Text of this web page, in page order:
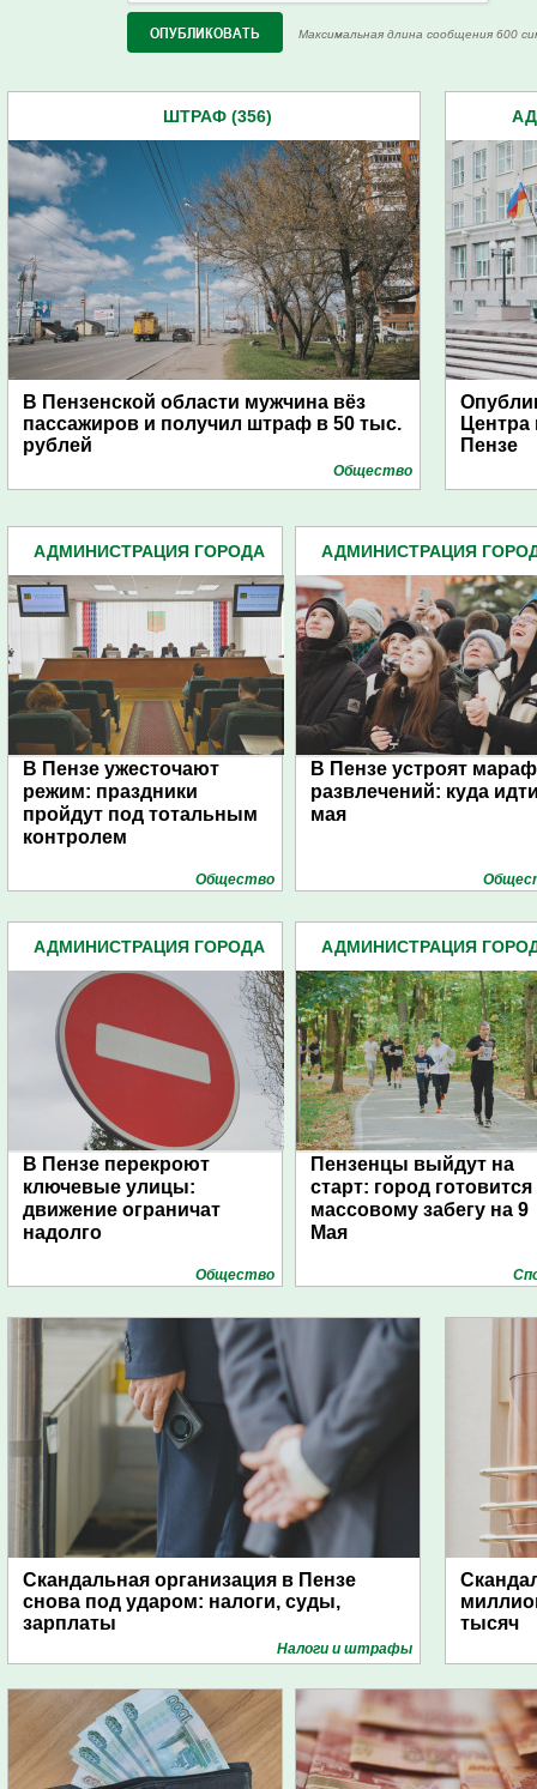
Максимальная длина сообщения 600
ШТРАФ (356)
В Пензенской области мужчина вёз
пассажиров и получил штраф в 50 тыс.
рублей
Общество
Пензе
АДМИНИСТРАЦИЯ ГОРОДА
В Пензе ужесточают
режим: праздники
пройдут под тотальным
контролем
Общество
АДМИНИСТРАЦИЯ
В Пензе устроят
развлечений: куда
мая
АДМИНИСТРАЦИЯ ГОРОДА
В Пензе перекроют
ключевые улицы:
движение ограничат
надолго
Общество
АДМИНИСТРАЦИЯ
Пензенцы выйдут на
старт: город готовится
массовому забегу на 9
Мая
Скандальная организация в Пензе
снова под ударом: налоги, суды,
зарплаты
Налоги и штрафы
тысяч